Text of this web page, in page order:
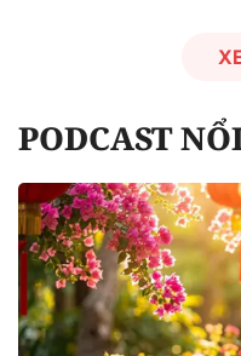
PODCAST